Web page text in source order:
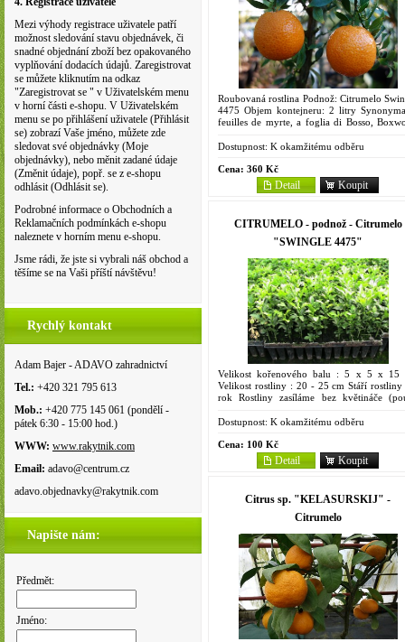
Mezi výhody registrace uživatele patří
možnost sledování stavu objednávek, či
snadné objednání zboží bez opakovaného
vyplňování dodacích údajů. Zaregistrovat
se můžete kliknutím na odkaz
"Zaregistrovat se " v Uživatelském menu
v horní části e-shopu. V Uživatelském
menu se po přihlášení uživatele (Přihlásit
se) zobrazí Vaše jméno, můžete zde
sledovat své objednávky (Moje
objednávky), nebo měnit zadané údaje
(Změnit údaje), popř. se z e-shopu
odhlásit (Odhlásit se).
Podrobné informace o Obchodních a
Reklamačních podmínkách e-shopu
naleznete v horním menu e-shopu.
Jsme rádi, že jste si vybrali náš obchod a
těšíme se na Vaši příští návštěvu!
Rychlý kontakt
Adam Bajer - ADAVO zahradnictví
Tel.: +420 321 795 613
Mob.: +420 775 145 061 (pondělí -
pátek 6:30 - 15:00 hod.)
WWW: www.rakytnik.com
Email: adavo@centrum.cz
adavo.objednavky@rakytnik.com
Napište nám:
Předmět:
Jméno:
Roubovaná rostlina Podnož: Citrumelo
4475 Objem kontejneru: 2 litry
feuilles de myrte, a foglia di Bosso,
Chinettos,...
Dostupnost: K okamžitému odběru
Cena: 360 Kč
Koupit
Detail
CITRUMELO - podnož - Citrumelo
"SWINGLE 4475"
Velikost kořenového balu : 5 x 5 x 15
Velikost rostliny : 20 - 25 cm Stáří
rok Rostliny zasíláme bez květináče
Dostupnost: K okamžitému odběru
Cena: 100 Kč
Koupit
Detail
Citrus sp. "KELASURSKIJ" -
Citrumelo